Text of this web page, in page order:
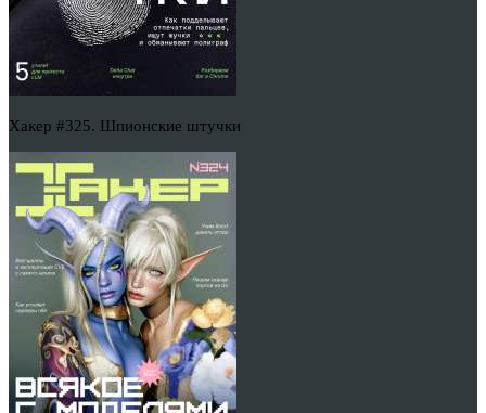
Хакер #325. Шпионские штучки